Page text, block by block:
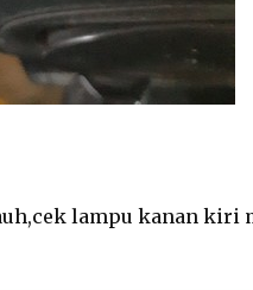
lampu kanan kiri